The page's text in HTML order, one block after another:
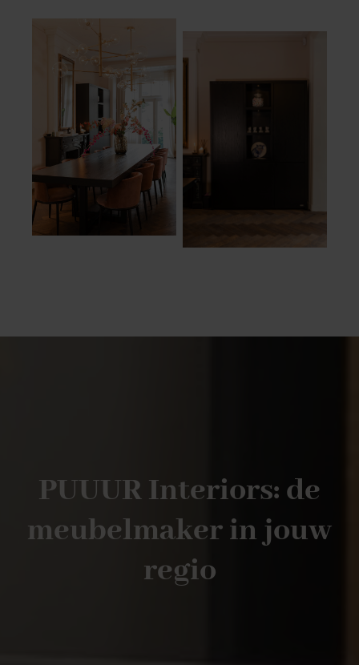
PUUUR Interiors: de
meubelmaker in jouw
regio